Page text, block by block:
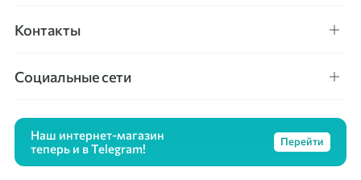
Контакты
Социальные сети
Наш интернет-магазин
теперь и в Telegram!
Перейти